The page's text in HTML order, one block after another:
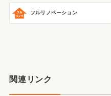
フルリノベーション
関連リンク